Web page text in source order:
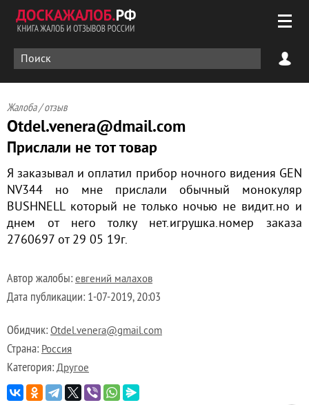
Жалоба / отзыв
Otdel.venera@dmail.com
Прислали не тот товар
Я заказывал и оплатил прибор ночного видения GEN
NV344 но мне прислали обычный монокуляр
BUSHNELL который не только ночью не видит.но и
днем от него толку нет.игрушка.номер заказа
2760697 от 29 05 19г.
Автор жалобы: евгений малахов
Дата публикации: 1-07-2019, 20:03
Обидчик: Otdel.venera@gmail.com
Страна: Россия
Категория: Другое